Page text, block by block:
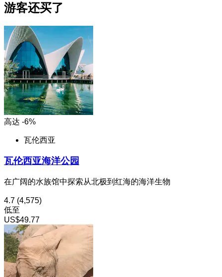
游客还买了
高达 -6%
瓦伦西亚
瓦伦西亚海洋公园
在广阔的水族馆中探索从北极到红海的海洋生物
4.7 (4,575)
低至
US$49.77